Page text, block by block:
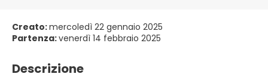
Creato:mercoledì 22 gennaio 2025
Partenza:venerdì 14 febbraio 2025
Descrizione